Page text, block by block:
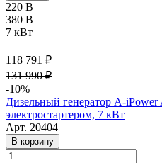
220 В
380 В
7 кВт
118 791 ₽
131 990 ₽
-10%
Дизельный генератор A-
электростартером, 7 кВт
Арт. 20404
В корзину